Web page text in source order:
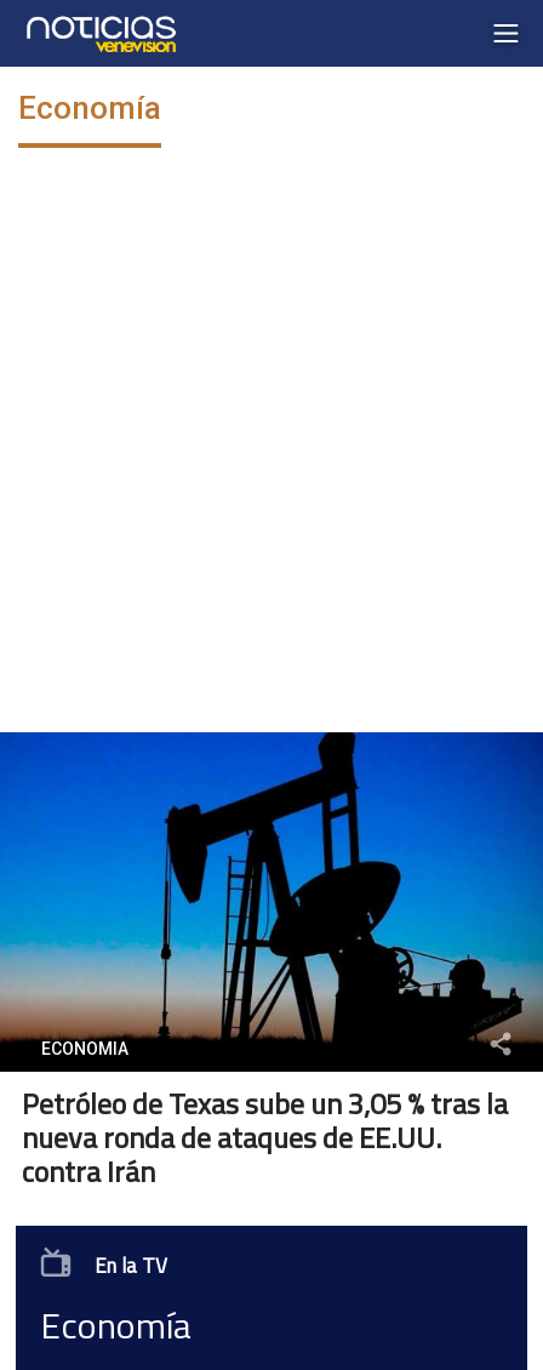
Economía
ECONOMIA
Petróleo de Texas sube un 3,05 % tras la
nueva ronda de ataques de EE.UU.
contra Irán
En la TV
Economía